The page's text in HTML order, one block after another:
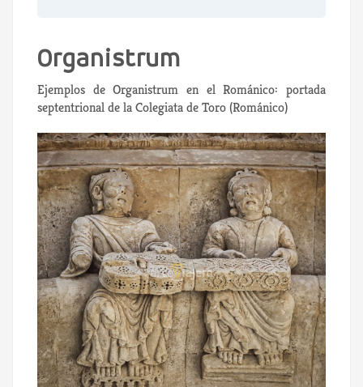
Organistrum
Ejemplos de Organistrum en el Románico: portada
septentrional de la Colegiata de Toro (Románico)